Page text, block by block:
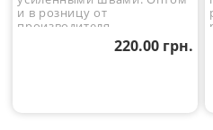
и в розницу от
производителя.
220.00грн.